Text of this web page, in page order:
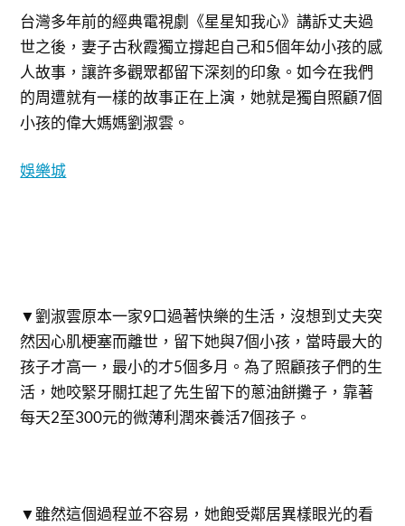
台灣多年前的經典電視劇《星星知我心》講訴丈夫過
世之後，妻子古秋霞獨立撐起自己和5個年幼小孩的感
人故事，讓許多觀眾都留下深刻的印象。如今在我們
的周遭就有一樣的故事正在上演，她就是獨自照顧7個
小孩的偉大媽媽劉淑雲。
娛樂城
▼劉淑雲原本一家9口過著快樂的生活，沒想到丈夫突
然因心肌梗塞而離世，留下她與7個小孩，當時最大的
孩子才高一，最小的才5個多月。為了照顧孩子們的生
活，她咬緊牙關扛起了先生留下的蔥油餅攤子，靠著
每天2至300元的微薄利潤來養活7個孩子。
▼雖然這個過程並不容易，她飽受鄰居異樣眼光的看